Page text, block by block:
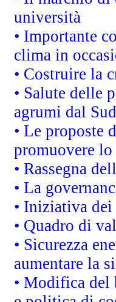
università
• Importante
clima in
• Costruire la
• Salute delle
agrumi dal
• Le proposte
promuovere
• Rassegna
• La
• Iniziativa
• Quadro di
• Sicurezza
aumentare la
• Modifica del